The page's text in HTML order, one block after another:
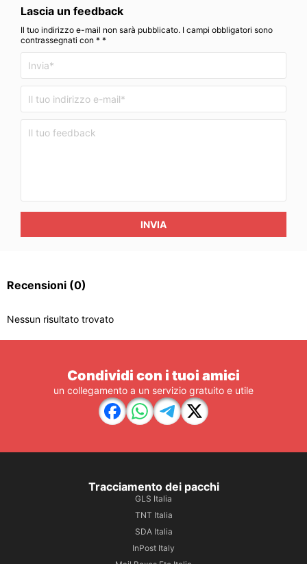
Lascia un feedback
Il tuo indirizzo e-mail non sarà pubblicato. I campi obbligatori sono
contrassegnati con * *
INVIA
Recensioni (0)
Nessun risultato trovato
Condividi con i tuoi amici
un collegamento a un servizio gratuito e utile
Tracciamento dei pacchi
GLS Italia
TNT Italia
SDA Italia
InPost Italy